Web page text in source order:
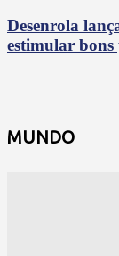
Desenrola
estimular bons
MUNDO